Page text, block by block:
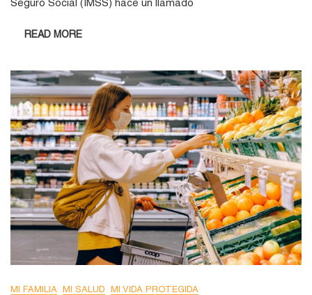
Seguro Social (IMSS) hace un llamado
READ MORE
MI FAMILIA MI SALUD MI VIDA PROTEGIDA